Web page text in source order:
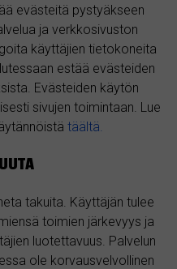
evästeitä pystyäkseen
ja verkkosivuston
käyttäjien tietokoneita
estää evästeiden
Evästeiden käytön
sivujen toimintaan. Lue
täältä.
takuita. Käyttäjän tulee
toimien järkevyys ja
luotettavuus. Palvelun
ole korvausvelvollinen